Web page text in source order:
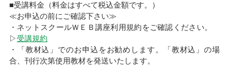
■受講料金（料金はすべて税込金額です。）
≪お申込の前にご確認下さい≫
・ネットスクールＷＥＢ講座利用規約をご確認ください。
▷ 受講規約
・「教材込」でのお申込をお勧めします。「教材込」の場
合、刊行次第使用教材を発送いたします。